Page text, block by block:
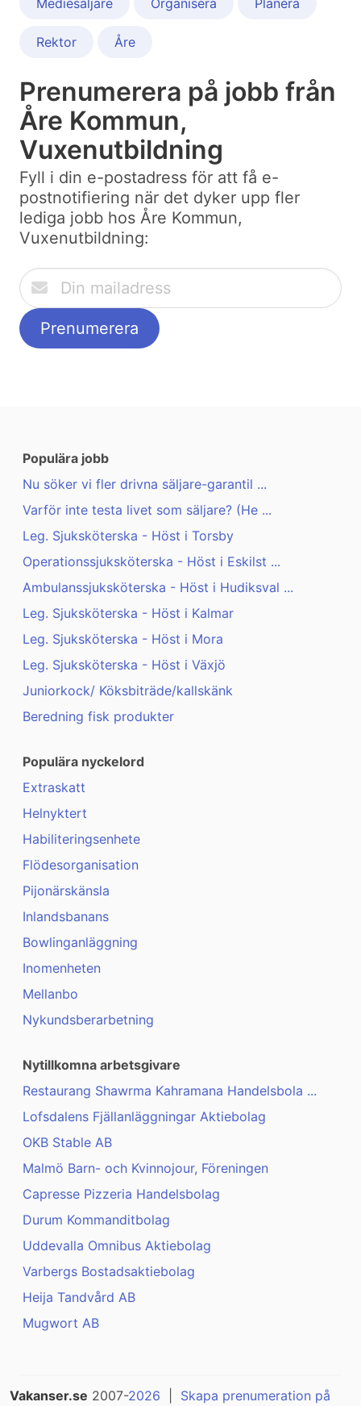
Mediesäljare Organisera Planera
Rektor Åre
Prenumerera på jobb från
Åre Kommun,
Vuxenutbildning
Fyll i din e-postadress för att få e-
postnotifiering när det dyker upp fler
lediga jobb hos Åre Kommun,
Vuxenutbildning:
Populära jobb
Nu söker vi fler drivna säljare-garantil ...
Varför inte testa livet som säljare? (He ...
Leg. Sjuksköterska - Höst i Torsby
Operationssjuksköterska - Höst i Eskilst ...
Ambulanssjuksköterska - Höst i Hudiksval ...
Leg. Sjuksköterska - Höst i Kalmar
Leg. Sjuksköterska - Höst i Mora
Leg. Sjuksköterska - Höst i Växjö
Juniorkock/ Köksbiträde/kallskänk
Beredning fisk produkter
Populära nyckelord
Extraskatt
Helnyktert
Habiliteringsenhete
Flödesorganisation
Pijonärskänsla
Inlandsbanans
Bowlinganläggning
Inomenheten
Mellanbo
Nykundsberarbetning
Nytillkomna arbetsgivare
Restaurang Shawrma Kahramana Handelsbola ...
Lofsdalens Fjällanläggningar Aktiebolag
OKB Stable AB
Malmö Barn- och Kvinnojour, Föreningen
Capresse Pizzeria Handelsbolag
Durum Kommanditbolag
Uddevalla Omnibus Aktiebolag
Varbergs Bostadsaktiebolag
Heija Tandvård AB
Mugwort AB
Vakanser.se 2007-2026
Skapa prenumeration på